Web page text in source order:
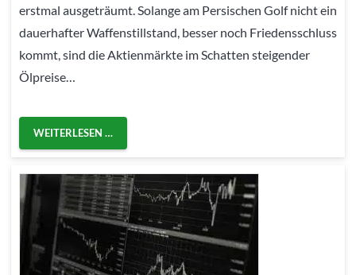
erstmal ausgeträumt. Solange am Persischen Golf nicht ein
dauerhafter Waffenstillstand, besser noch Friedensschluss
kommt, sind die Aktienmärkte im Schatten steigender
Ölpreise…
WEITERLESEN …